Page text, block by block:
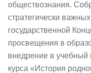
обществознания.
стратегически
государственной
просвещения в
внедрение в
курса «История